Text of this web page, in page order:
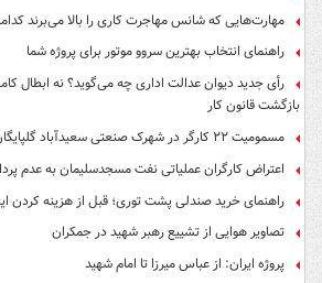
مهارت‌هایی که شانس مهاجرت کاری را بالا می‌برند
راهنمای انتخاب بهترین سروو موتور برای پروژه شما
رأی جدید دیوان عدالت اداری چه می‌گوید؟ نه ابطال
بازگشت قانون کار
مسمومیت ۲۲ کارگر در شهرک صنعتی سعیدآباد گلپایگان بر اثر نشت گاز کلر
اعتراض کارگران عملیاتی نفت مسجدسلیمان به عدم
راهنمای خرید صندلی پشت توری؛ قبل از هزینه کردن
تصاویر هوایی از تشییع رهبر شهید در جمکران
پروژه ایران: از عباس میرزا تا امام شهید